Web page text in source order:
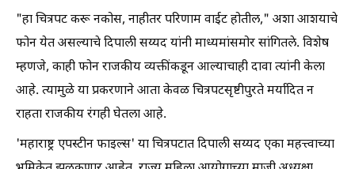
"हा चित्रपट करू नकोस, नाहीतर परिणाम वाईट होतील," अशा आशयाचे
फोन येत असल्याचे दिपाली सय्यद यांनी माध्यमांसमोर सांगितले. विशेष
म्हणजे, काही फोन राजकीय व्यक्तींकडून आल्याचाही दावा त्यांनी केला
आहे. त्यामुळे या प्रकरणाने आता केवळ चित्रपटसृष्टीपुरते मर्यादित न
राहता राजकीय रंगही घेतला आहे.
'महाराष्ट्र एपस्टीन फाइल्स' या चित्रपटात दिपाली सय्यद एका महत्त्वाच्या